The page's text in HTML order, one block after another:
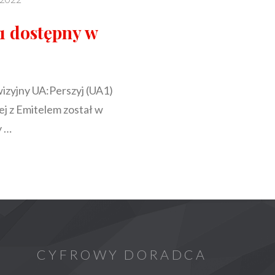
dostępny w
UA:Perszyj (UA1)
z Emitelem został w
…
CYFROWY DORADCA